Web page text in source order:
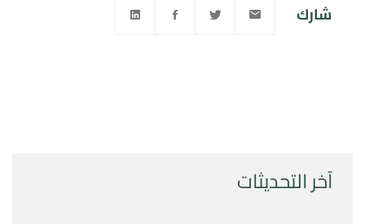
آخر التحديثات
شارك